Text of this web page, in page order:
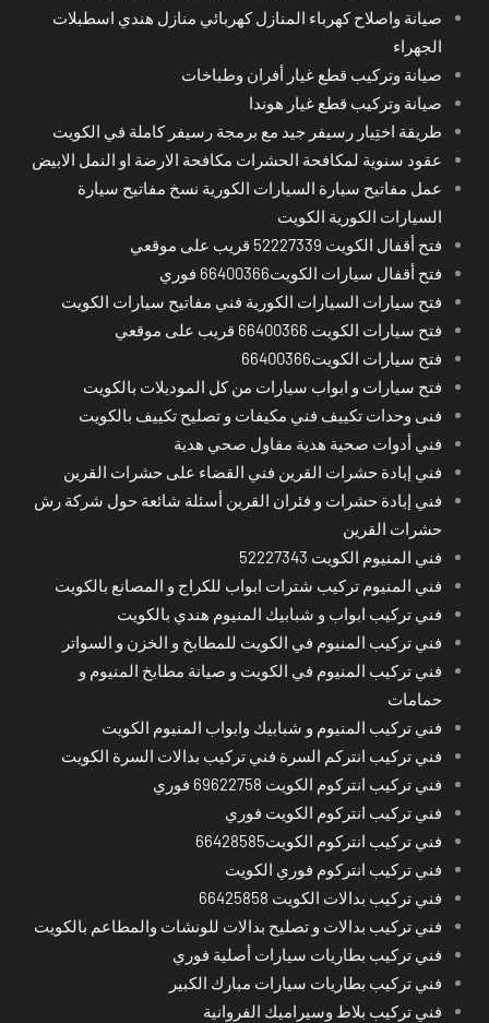
صيانة واصلاح كهرباء المنازل كهربائي منازل هندي اسطبلات
الجهراء
صيانة وتركيب قطع غيار أفران وطباخات
صيانة وتركيب قطع غيار هوندا
طريقة اختِيار رسيفر جيد مع برمجة رسيفر كاملة في الكويت
عقود سنوية لمكافحة الحشرات مكافحة الارضة او النمل الابيض
عمل مفاتيح سيارة السيارات الكورية نسخ مفاتيح سيارة
السيارات الكورية الكويت
فتح أقفال الكويت 52227339 قريب على موقعي
فتح أقفال سيارات الكويت66400366 فوري
فتح سيارات السيارات الكورية فني مفاتيح سيارات الكويت
فتح سيارات الكويت 66400366 قريب على موقعي
فتح سيارات الكويت66400366
فتح سيارات و ابواب سيارات من كل الموديلات بالكويت
فنى وحدات تكييف فني مكيفات و تصليح تكييف بالكويت
فني أدوات صحية هدية مقاول صحي هدية
فني إبادة حشرات القرين فني القضاء على حشرات القرين
فني إبادة حشرات و فئران القرين أسئلة شائعة حول شركة رش
حشرات القرين
فني المنيوم الكويت 52227343
فني المنيوم تركيب شترات ابواب للكراج و المصانع بالكويت
فني تركيب ابواب و شبابيك المنيوم هندي بالكويت
فني تركيب المنيوم في الكويت للمطابخ و الخزن و السواتر
فني تركيب المنيوم في الكويت و صيانة مطابخ المنيوم و
حمامات
فني تركيب المنيوم و شبابيك وابواب المنيوم الكويت
فني تركيب انتركم السرة فني تركيب بدالات السرة الكويت
فني تركيب انتركوم الكويت 69622758 فوري
فني تركيب انتركوم الكويت فوري
فني تركيب انتركوم الكويت66428585
فني تركيب انتركوم فوري الكويت
فني تركيب بدالات الكويت 66425858
فني تركيب بدالات و تصليح بدالات للونشات والمطاعم بالكويت
فني تركيب بطاريات سيارات أصلية فوري
فني تركيب بطاريات سيارات مبارك الكبير
فني تركيب بلاط وسيراميك الفروانية